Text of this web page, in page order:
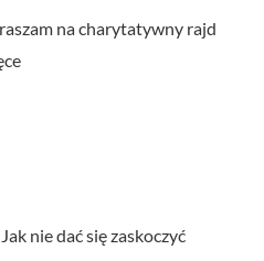
na charytatywny rajd
nie dać się zaskoczyć